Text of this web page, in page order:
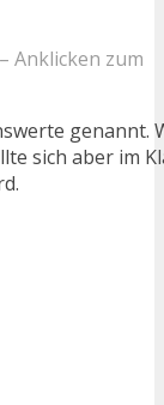
Anklicken zum
genannt.
sich aber im